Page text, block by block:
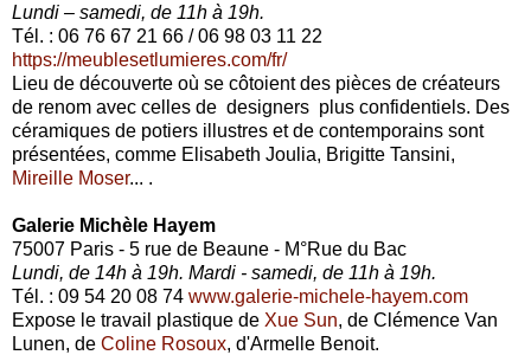
Lundi – samedi, de 11h à 19h.
Tél. : 06 76 67 21 66 / 06 98 03 11 22
https://meublesetlumieres.com/fr/
Lieu de découverte où se côtoient des pièces de créateurs
de renom avec celles de designers plus confidentiels. Des
céramiques de potiers illustres et de contemporains sont
présentées, comme Elisabeth Joulia, Brigitte Tansini,
Mireille Moser... .
Galerie Michèle Hayem
75007 Paris - 5 rue de Beaune - M°Rue du Bac
Lundi, de 14h à 19h. Mardi - samedi, de 11h à 19h.
Tél. : 09 54 20 08 74 www.galerie-michele-hayem.com
Expose le travail plastique de Xue Sun, de Clémence Van
Lunen, de Coline Rosoux, d'Armelle Benoit.